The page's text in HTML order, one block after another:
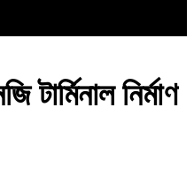
টার্মিনাল নির্মাণ